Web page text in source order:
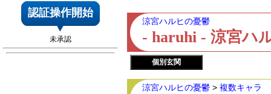
涼宮ハルヒの憂鬱
- haruhi - 涼宮ハ
個別玄関
涼宮ハルヒの憂鬱 > 複数キャラ
認証操作開始
未承認